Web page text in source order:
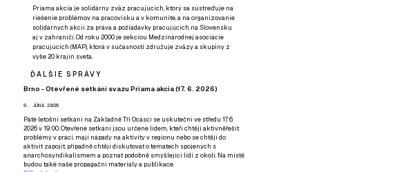
Priama akcia je solidárny zväz pracujúcich, ktorý sa sústreďuje na
riešenie problémov na pracovisku a v komunite, a na organizovanie
solidárnych akcií za práva a požiadavky pracujúcich na Slovensku
aj v zahraničí. Od roku 2000 je sekciou Medzinárodnej asociácie
pracujúcich (MAP), ktorá v súčasnosti združuje zväzy a skupiny z
vyše 20 krajín sveta.
ĎALŠIE SPRÁVY
Brno - Otevřené setkání svazu Priama akcia (17. 6. 2026)
9. JÚNA 2026
Páté letošní setkání na Základně Tři Ocásci se uskuteční ve středu 17. 6.
2026 v 19:00. Otevřené setkání jsou určené lidem, kteří chtějí aktivněřešit
problémy v práci, mají nápady na aktivity v regionu nebo se chtějí do
aktivit zapojit, případně chtějí diskutovat o tématech spojených s
anarchosyndikalismem a poznat podobně smýšlející lidi z okolí. Na místě
budou také naše propagační materiály a publikace.